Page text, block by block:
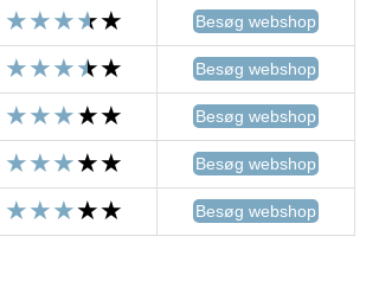
Besøg webshop
Besøg webshop
Besøg webshop
Besøg webshop
Besøg webshop